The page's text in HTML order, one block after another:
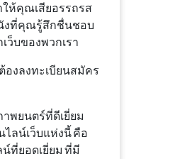
ให้คุณเสียอรรถรส
งที่คุณรู้สึกชื่นชอบ
ว็บของพวกเรา
งลงทะเบียนสมัคร
พยนตร์ที่ดีเยี่ยม
ลน์เว็บแห่งนี้ คือ
ที่ยอดเยี่ยม ที่มี